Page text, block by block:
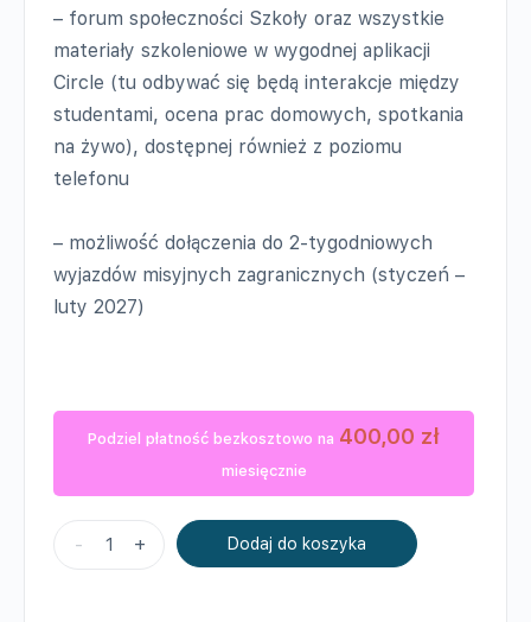
– forum społeczności Szkoły oraz wszystkie
materiały szkoleniowe w wygodnej aplikacji
Circle (tu odbywać się będą interakcje między
studentami, ocena prac domowych, spotkania
na żywo), dostępnej również z poziomu
telefonu
– możliwość dołączenia do 2-tygodniowych
wyjazdów misyjnych zagranicznych (styczeń –
luty 2027)
Podziel płatność bezkosztowo na 400,00 zł
miesięcznie
POZIOM
- + Dodaj do koszyka